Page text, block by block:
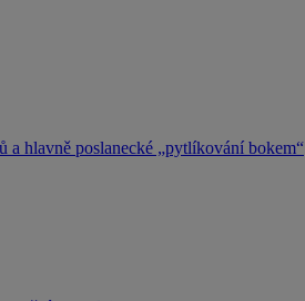
a hlavně poslanecké „pytlíkování bokem“